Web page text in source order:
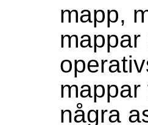
mapp,
några